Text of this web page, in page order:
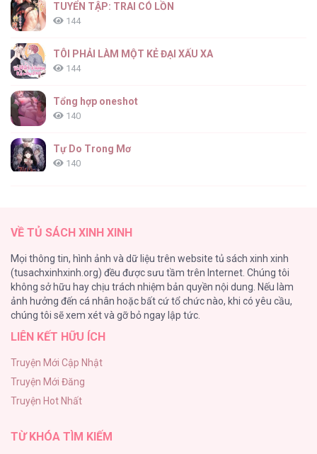
TUYỂN TẬP: TRAI CÓ LỒN
144
TÔI PHẢI LÀM MỘT KẺ ĐẠI XẤU XA
144
Tổng hợp oneshot
140
Tự Do Trong Mơ
140
102
Nguyện Ước Vô Vọng Của Ma Nữ
101
Đầm Sen Héo Úa
Phạm Luật
88
VỀ TỦ SÁCH XINH XINH
Mọi thông tin, hình ảnh và dữ liệu trên website tủ sách xinh xinh
(tusachxinhxinh.org) đều được sưu tầm trên Internet. Chúng tôi
không sở hữu hay chịu trách nhiệm bản quyền nội dung. Nếu làm
ảnh hưởng đến cá nhân hoặc bất cứ tổ chức nào, khi có yêu cầu,
chúng tôi sẽ xem xét và gỡ bỏ ngay lập tức.
LIÊN KẾT HỮU ÍCH
Truyện Mới Cập Nhật
Truyện Mới Đăng
Truyện Hot Nhất
TỪ KHÓA TÌM KIẾM